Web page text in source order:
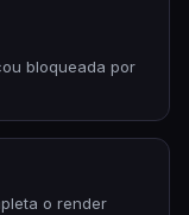
bloqueada por
o render